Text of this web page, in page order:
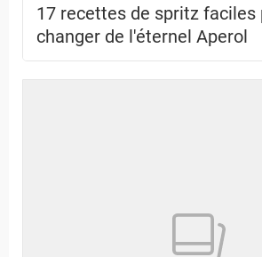
17 recettes de spritz faciles
changer de l'éternel Aperol